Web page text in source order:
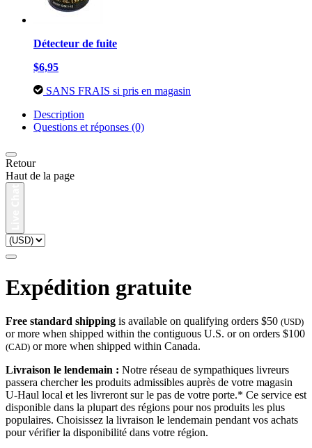
Détecteur de fuite
$6,95
SANS FRAIS si pris en magasin
Description
Questions et réponses (0)
Retour
Haut de la page
Expédition gratuite
Free standard shipping is available on qualifying orders $50 (USD)
or more when shipped within the contiguous U.S. or on orders $100
(CAD) or more when shipped within Canada.
Livraison le lendemain : Notre réseau de sympathiques livreurs
passera chercher les produits admissibles auprès de votre magasin
U-Haul local et les livreront sur le pas de votre porte.* Ce service est
disponible dans la plupart des régions pour nos produits les plus
populaires. Choisissez la livraison le lendemain pendant vos achats
pour vérifier la disponibilité dans votre région.